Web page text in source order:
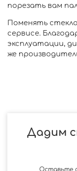
порезать вам
Поменять
сервисе.
эксплуатации,
же
Дадим
Оставьте